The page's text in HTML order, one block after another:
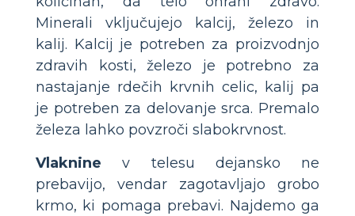
Minerali vključujejo kalcij, železo in
kalij. Kalcij je potreben za proizvodnjo
zdravih kosti, železo je potrebno za
nastajanje rdečih krvnih celic, kalij pa
je potreben za delovanje srca. Premalo
železa lahko povzroči slabokrvnost.
Vlaknine v telesu dejansko ne
prebavijo, vendar zagotavljajo grobo
krmo, ki pomaga prebavi. Najdemo ga